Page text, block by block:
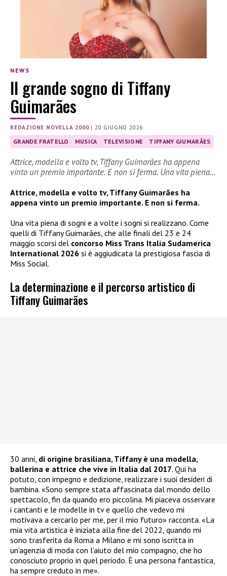
NEWS
Il grande sogno di Tiffany
Guimarães
REDAZIONE NOVELLA 2000|20 GIUGNO 2026
GRANDE FRATELLO MUSICA TELEVISIONE TIFFANY GIUMARÃES
Attrice, modella e volto tv, Tiffany Guimarães ha appena
vinto un premio importante. E non si ferma. Una vita piena…
Attrice, modella e volto tv, Tiffany Guimarães ha
appena vinto un premio importante. E non si ferma.
Una vita piena di sogni e a volte i sogni si realizzano. Come
quelli di Tiffany Guimarães, che alle finali del 23 e 24
maggio scorsi del concorso Miss Trans Italia Sudamerica
International 2026 si è aggiudicata la prestigiosa fascia di
Miss Social.
La determinazione e il percorso artistico di
Tiffany Guimarães
30 anni, di origine brasiliana, Tiffany è una modella,
ballerina e attrice che vive in Italia dal 2017. Qui ha
potuto, con impegno e dedizione, realizzare i suoi desideri di
bambina. «Sono sempre stata affascinata dal mondo dello
spettacolo, fin da quando ero piccolina. Mi piaceva osservare
i cantanti e le modelle in tv e quello che vedevo mi
motivava a cercarlo per me, per il mio futuro» racconta. «La
mia vita artistica è iniziata alla fine del 2022, quando mi
sono trasferita da Roma a Milano e mi sono iscritta in
un’agenzia di moda con l’aiuto del mio compagno, che ho
conosciuto proprio in quel periodo. È una persona fantastica,
ha sempre creduto in me».